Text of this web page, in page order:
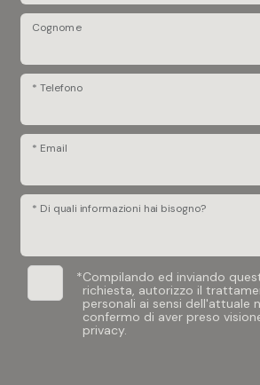
Cognome
* Telefono
* Email
* Di quali informazioni hai bisogno?
*Compilando ed inviando
richiesta, autorizzo il
personali ai sensi dell'attuale
confermo di aver preso
privacy.